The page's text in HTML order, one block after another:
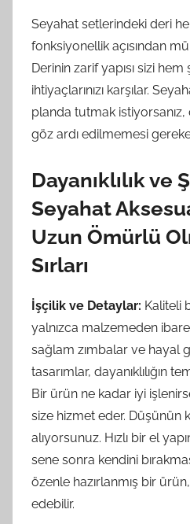
Seyahat setlerindeki deri
fonksiyonellik açısından
Derinin zarif yapısı sizi
ihtiyaçlarınızı karşılar.
planda tutmak
göz ardı edilmemesi
Dayanıklılık ve
Seyahat
Uzun Ömürlü
Sırları
İşçilik ve Detaylar: Kaliteli
yalnızca malzemeden
sağlam zımbalar ve hayal
tasarımlar, dayanıklılığın
Bir ürün ne kadar iyi
size hizmet eder. Düşünün
alıyorsunuz. Hızlı bir el
sene sonra kendini
özenle hazırlanmış bir
edebilir.